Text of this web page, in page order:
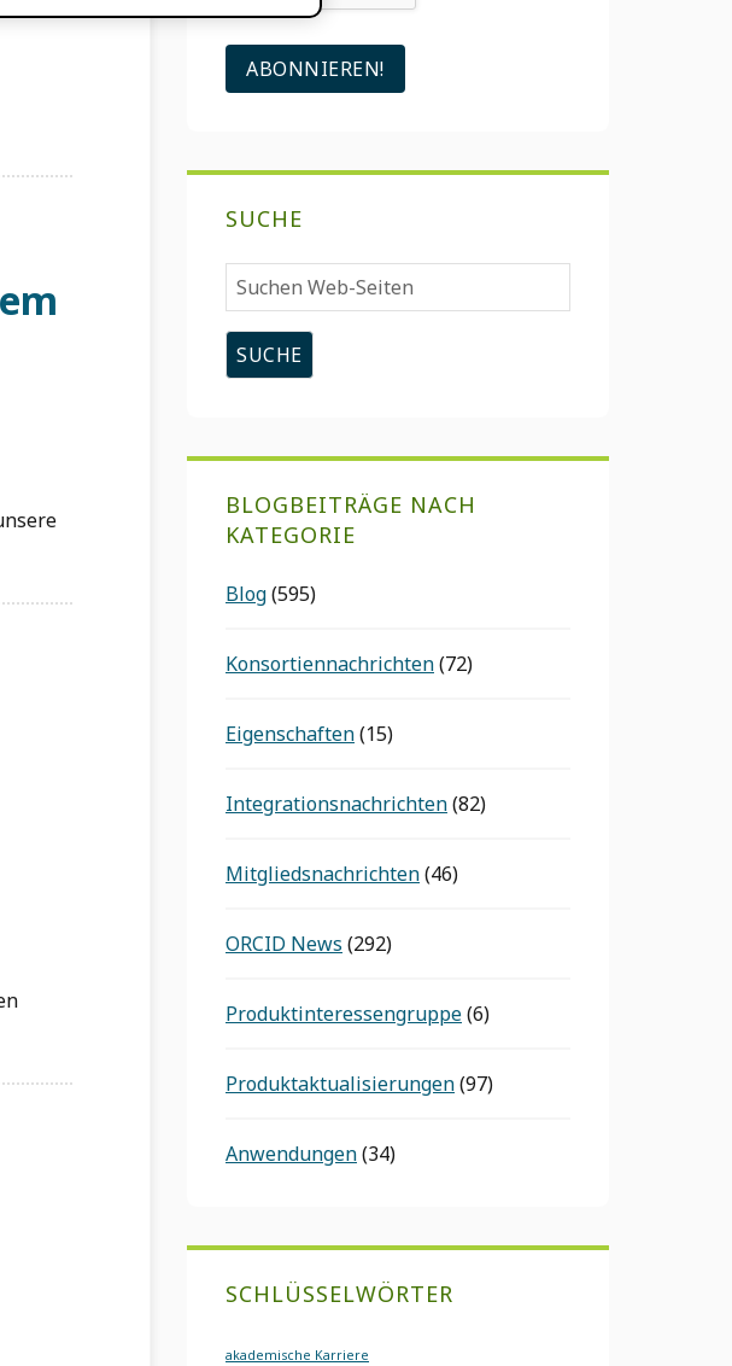
SUCHE
Suchen
Web-
Seiten
BLOGBEITRÄGE NACH
KATEGORIE
Blog(595)
Konsortiennachrichten(72)
Eigenschaften(15)
Integrationsnachrichten(82)
Mitgliedsnachrichten(46)
ORCID News (292)
Produktinteressengruppe(6)
Produktaktualisierungen(97)
Anwendungen(34)
SCHLÜSSELWÖRTER
akademische Karriere